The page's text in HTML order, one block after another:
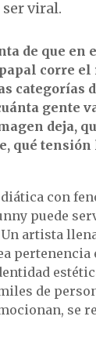
viral.
de que en
corre el
categorías
gente
deja,
qué
con
puede
artista
pertenencia
de
se